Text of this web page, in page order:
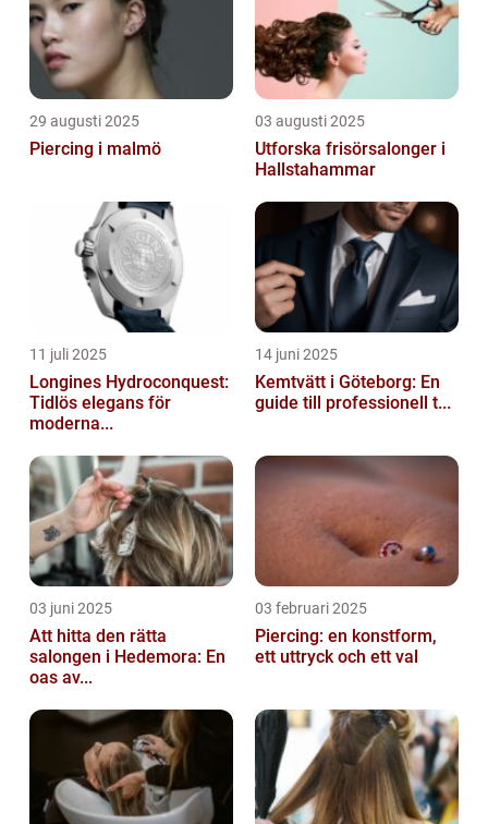
29 augusti 2025
Piercing i malmö
03 augusti 2025
Utforska frisörsalonger i
Hallstahammar
11 juli 2025
Longines Hydroconquest:
Tidlös elegans för
moderna...
14 juni 2025
Kemtvätt i Göteborg: En
guide till professionell t...
03 juni 2025
Att hitta den rätta
salongen i Hedemora: En
oas av...
03 februari 2025
Piercing: en konstform,
ett uttryck och ett val